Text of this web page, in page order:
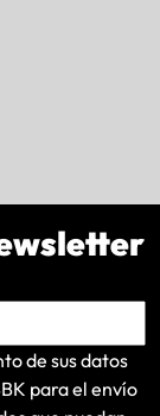
de sus datos
para el envío